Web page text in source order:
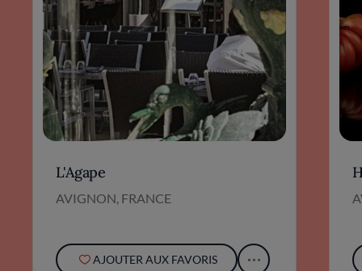
L'Agape
AVIGNON, FRANCE
AJOUTER AUX FAVORIS